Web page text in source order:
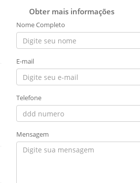
Obter mais informações
Nome Completo
E-mail
Telefone
Mensagem